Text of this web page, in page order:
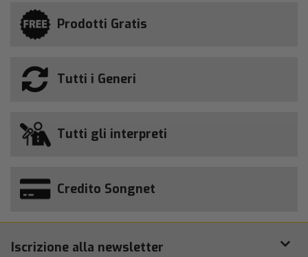
Prodotti Gratis
Tutti i Generi
Tutti gli interpreti
Credito Songnet
Iscrizione alla newsletter